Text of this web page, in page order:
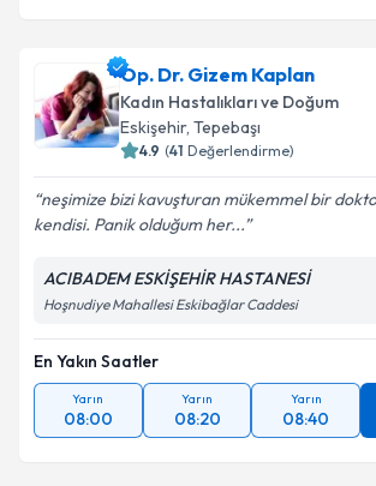
Op. Dr. Gizem Kaplan
Kadın Hastalıkları ve Doğum
Eskişehir, Tepebaşı
4.9 (41 Değerlendirme)
neşimize bizi kavuşturan mükemmel bir
kendisi. Panik olduğum her...
ACIBADEM ESKİŞEHİR HASTANESİ
Hoşnudiye Mahallesi Eskibağlar Caddesi
En Yakın Saatler
Yarın
08:00
Yarın
08:20
Yarın
08:40